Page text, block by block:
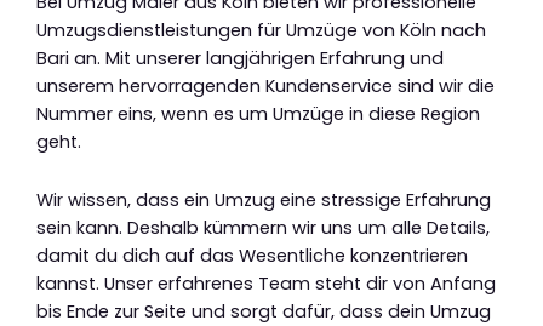
Umzugsdienstleistungen für Umzüge von Köln nach
Bari an. Mit unserer langjährigen Erfahrung und
unserem hervorragenden Kundenservice sind wir die
Nummer eins, wenn es um Umzüge in diese Region
geht.
Wir wissen, dass ein Umzug eine stressige Erfahrung
sein kann. Deshalb kümmern wir uns um alle Details,
damit du dich auf das Wesentliche konzentrieren
kannst. Unser erfahrenes Team steht dir von Anfang
bis Ende zur Seite und sorgt dafür, dass dein Umzug